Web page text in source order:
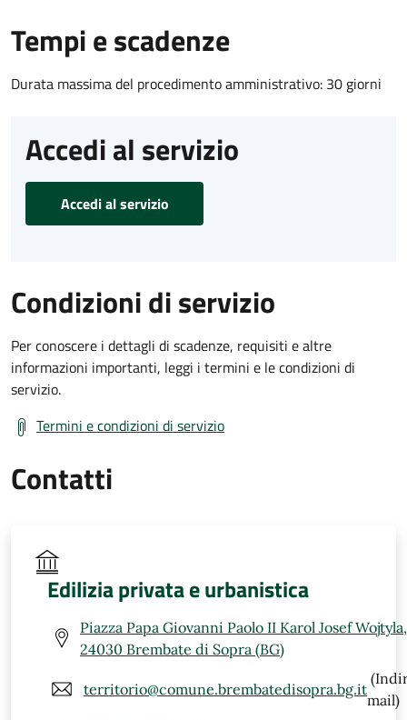
Tempi e scadenze
Durata massima del procedimento amministrativo: 30 giorni
Accedi al servizio
Accedi al servizio
Condizioni di servizio
Per conoscere i dettagli di scadenze, requisiti e altre
informazioni importanti, leggi i termini e le condizioni di
servizio.
Termini e condizioni di servizio
Contatti
Edilizia privata e urbanistica
Piazza Papa Giovanni Paolo II Karol Josef
24030 Brembate di Sopra (BG)
territorio@comune.brembatedisopra.bg.it
mail)